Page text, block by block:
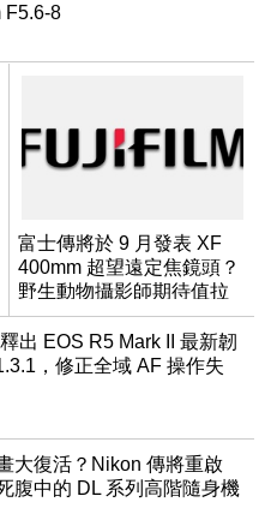
F5.6-8
富士傳將於 9 月發表 XF
400mm 超望遠定焦鏡頭？
野生動物攝影師期待值拉
滿
出 EOS R5 Mark II 最新韌
，修正全域 AF 操作失
大復活？Nikon 傳將重啟
腹中的 DL 系列高階隨身機